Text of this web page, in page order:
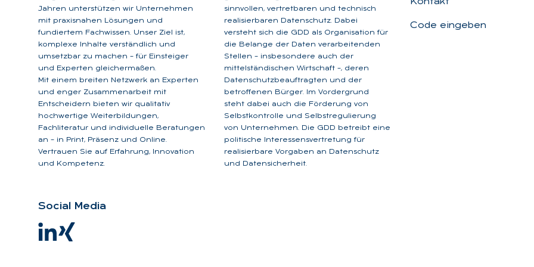
Jahren unterstützen wir Unternehmen
mit praxisnahen Lösungen und
fundiertem Fachwissen. Unser Ziel ist,
komplexe Inhalte verständlich und
umsetzbar zu machen – für Einsteiger
und Experten gleichermaßen.
Mit einem breiten Netzwerk an Experten
und enger Zusammenarbeit mit
Entscheidern bieten wir qualitativ
hochwertige Weiterbildungen,
Fachliteratur und individuelle Beratungen
an – in Print, Präsenz und Online.
Vertrauen Sie auf Erfahrung, Innovation
und Kompetenz.
sinnvollen, vertretbaren und technisch
realisierbaren Datenschutz. Dabei
versteht sich die GDD als Organisation für
die Belange der Daten verarbeitenden
Stellen – insbesondere auch der
mittelständischen Wirtschaft –, deren
Datenschutzbeauftragten und der
betroffenen Bürger. Im Vordergrund
steht dabei auch die Förderung von
Selbstkontrolle und Selbstregulierung
von Unternehmen. Die GDD betreibt eine
politische Interessensvertretung für
realisierbare Vorgaben an Datenschutz
und Datensicherheit.
Code eingeben
So­ci­al Me­dia